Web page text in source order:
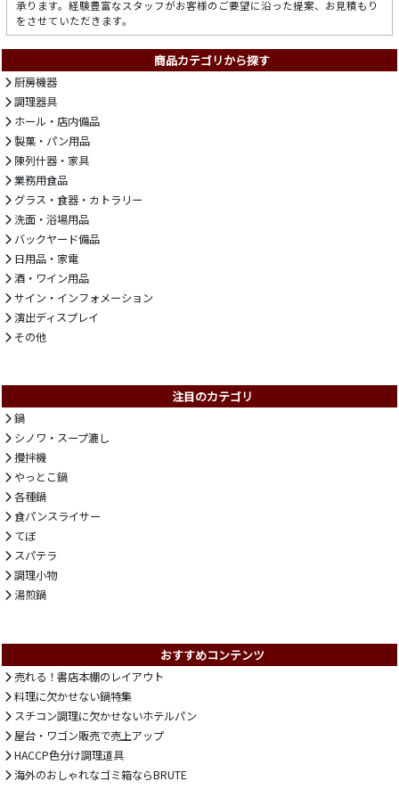
承ります。経験豊富なスタッフがお客様のご要望に沿った提案、お見積もり
をさせていただきます。
商品カテゴリから探す
厨房機器
調理器具
ホール・店内備品
製菓・パン用品
陳列什器・家具
業務用食品
グラス・食器・カトラリー
洗面・浴場用品
バックヤード備品
日用品・家電
酒・ワイン用品
サイン・インフォメーション
演出ディスプレイ
その他
注目のカテゴリ
鍋
シノワ・スープ漉し
攪拌機
やっとこ鍋
各種鍋
食パンスライサー
てぼ
スパテラ
調理小物
湯煎鍋
おすすめコンテンツ
売れる！書店本棚のレイアウト
料理に欠かせない鍋特集
スチコン調理に欠かせないホテルパン
屋台・ワゴン販売で売上アップ
HACCP色分け調理道具
海外のおしゃれなゴミ箱ならBRUTE